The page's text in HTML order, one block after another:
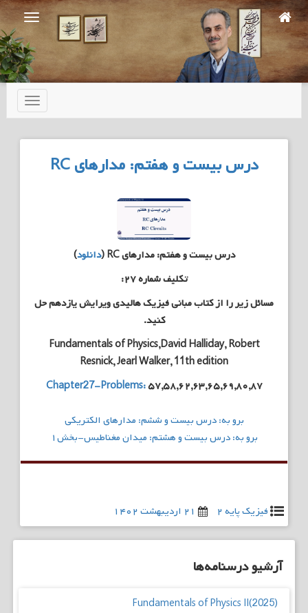
Skip
to
main
content
تعویض
ناوبری
درس بیست و هفتم: مدارهای RC
درس بیست و هفتم: مدارهای RC ( دانلود)
تکلیف شماره ۲۷:
مسائل زیر را از کتاب مبانی فیزیک هالیدی ویرایش یازدهم حل
کنید.
Fundamentals of Physics,David Halliday, Robert
Resnick, Jearl Walker, 11th edition
Chapter27-Problems:۵۷,۵۸,۶۲,۶۳,۶۵,۶۹,۸۰,۸۷
نوشته
برو به: درس بیست و ششم: مدارهای الکتریکی
برو به: درس بیست و هشتم: میدان مغناطیس-بخش۱
فیزیک پایه ۲ ۲۱ اردیبهشت ۱۴۰۲
آرشیو درسنامه‌ها
Fundamentals of Physics II(2025)